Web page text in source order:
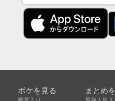
ボケを見る まとめ